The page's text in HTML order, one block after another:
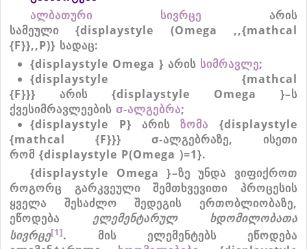
ალბათური
სივრცე
არის
სამეული {displaystyle (Omega ,,{mathcal
{F}},,P)} სადაც:
{displaystyle Omega } არის სიმრავლე;
{displaystyle {mathcal
{F}}}
არის {displaystyle Omega }–ს
ქვესიმრავლეების σ-ალგებრა;
{displaystyle P}
არის ზომა {displaystyle
{mathcal {F}}}
σ-ალგებრაზე, ისეთი
რომ {displaystyle P(Omega )=1}.
{displaystyle Omega }–ზე უნდა
ვიფიქროთ
როგორც
გარკვეული შემთხვევითი
პროცესის
ყველა
შესაძლო შედეგის ერთობლიობაზე,
ეწოდება
ელემენტარულ
ხდომილობათა
სივრცე[1].მის ელემენტებს
ეწოდება